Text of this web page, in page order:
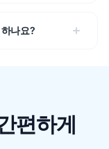
나요?
편하게